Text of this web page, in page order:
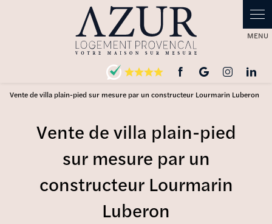
Vente de villa plain-pied sur mesure par un constructeur Lourmarin Luberon
Vente de villa plain-pied
sur mesure par un
constructeur Lourmarin
Luberon